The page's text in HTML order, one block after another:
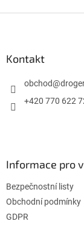
Kontakt
obchod@
+420 770 622
Informace pro
Bezpečnostní listy
Obchodní podmínky
GDPR